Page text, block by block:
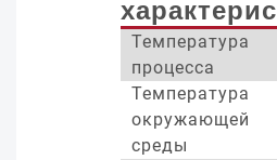
Температура
процесса
Температура
окружающей
среды